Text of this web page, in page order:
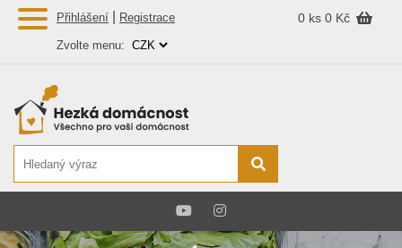
Přihlášení Registrace 0 ks 0 Kč
Zvolte menu: